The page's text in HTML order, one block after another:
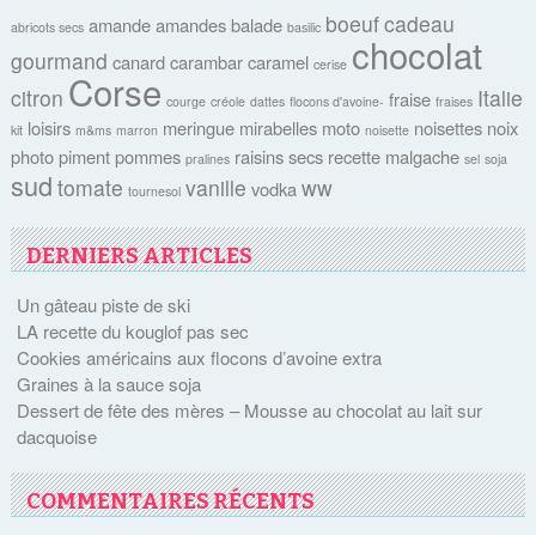
abricots secs amande amandes balade basilic boeufcadeau
gourmand canard carambar caramel cerise chocolat
citron Corse courge créole dattes flocons d'avoine- fraise fraises Italie
kit loisirs m&ms marron meringue mirabelles moto noisette noisettes noix
photo piment pommes pralines raisins secs recette malgache sel soja
sud tomate tournesol vanille vodka ww
DERNIERS ARTICLES
Un gâteau piste de ski
LA recette du kouglof pas sec
Cookies américains aux flocons d’avoine extra
Graines à la sauce soja
Dessert de fête des mères – Mousse au chocolat au lait sur
dacquoise
COMMENTAIRES RÉCENTS